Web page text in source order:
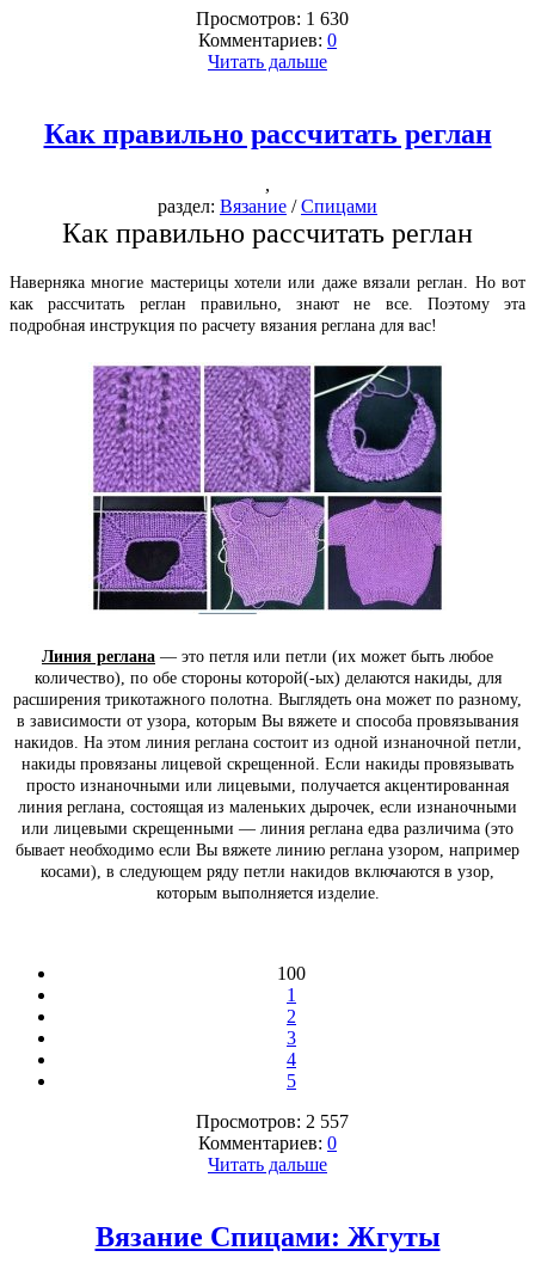
Просмотров: 1 630
Комментариев: 0
Читать дальше
Как правильно рассчитать реглан
,
раздел: Вязание /Спицами
Как правильно рассчитать реглан
Наверняка многие мастерицы хотели или даже вязали реглан. Но вот
как рассчитать реглан правильно, знают не все. Поэтому эта
подробная инструкция по расчету вязания реглана для вас!
Линия реглана — это петля или петли (их может быть любое
количество), по обе стороны которой(-ых) делаются накиды, для
расширения трикотажного полотна. Выглядеть она может по разному,
в зависимости от узора, которым Вы вяжете и способа провязывания
накидов. На этом линия реглана состоит из одной изнаночной петли,
накиды провязаны лицевой скрещенной. Если накиды провязывать
просто изнаночными или лицевыми, получается акцентированная
линия реглана, состоящая из маленьких дырочек, если изнаночными
или лицевыми скрещенными — линия реглана едва различима (это
бывает необходимо если Вы вяжете линию реглана узором, например
косами), в следующем ряду петли накидов включаются в узор,
которым выполняется изделие.
100
1
2
3
4
5
Просмотров: 2 557
Комментариев: 0
Читать дальше
Вязание Спицами: Жгуты